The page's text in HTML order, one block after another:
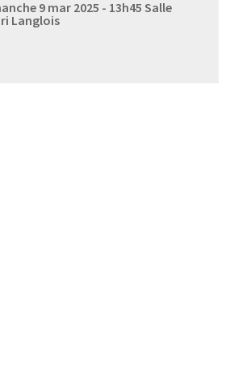
9 mar 2025 - 13h45 Salle
Langlois